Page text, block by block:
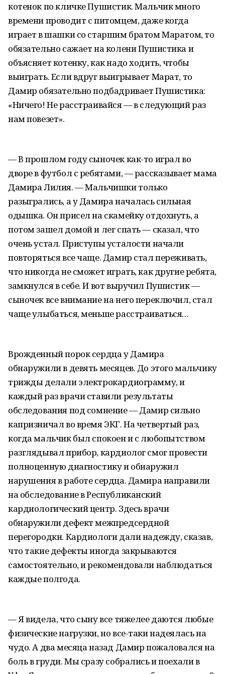
котенок по кличке Пушистик. Мальчик много
времени проводит с питомцем, даже когда
играет в шашки со старшим братом Маратом, то
обязательно сажает на колени Пушистика и
объясняет котенку, как надо ходить, чтобы
выиграть. Если вдруг выигрывает Марат, то
Дамир обязательно подбадривает Пушистика:
«Ничего! Не расстраивайся — в следующий раз
нам повезет».
— В прошлом году сыночек как-то играл во
дворе в футбол с ребятами, — рассказывает мама
Дамира Лилия. — Мальчишки только
разыгрались, а у Дамира началась сильная
одышка. Он присел на скамейку отдохнуть, а
потом зашел домой и лег спать — сказал, что
очень устал. Приступы усталости начали
повторяться все чаще. Дамир стал переживать,
что никогда не сможет играть, как другие ребята,
замкнулся в себе. И вот выручил Пушистик —
сыночек все внимание на него переключил, стал
чаще улыбаться, меньше расстраиваться…
Врожденный порок сердца у Дамира
обнаружили в девять месяцев. До этого мальчику
трижды делали электрокардиограмму, и
каждый раз врачи ставили результаты
обследования под сомнение — Дамир сильно
капризничал во время ЭКГ. На четвертый раз,
когда мальчик был спокоен и с любопытством
разглядывал прибор, кардиолог смог провести
полноценную диагностику и обнаружил
нарушения в работе сердца. Дамира направили
на обследование в Республиканский
кардиологический центр. Здесь врачи
обнаружили дефект межпредсердной
перегородки. Кардиологи дали надежду, сказав,
что такие дефекты иногда закрываются
самостоятельно, и рекомендовали наблюдаться
каждые полгода.
— Я видела, что сыну все тяжелее даются любые
физические нагрузки, но все-таки надеялась на
чудо. А два месяца назад Дамир пожаловался на
боль в груди. Мы сразу собрались и поехали в